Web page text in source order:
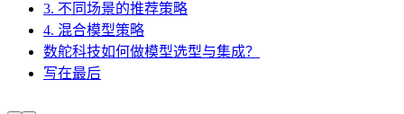
3. 不同场景的推荐策略
4. 混合模型策略
数舵科技如何做模型选型与集成？
写在最后